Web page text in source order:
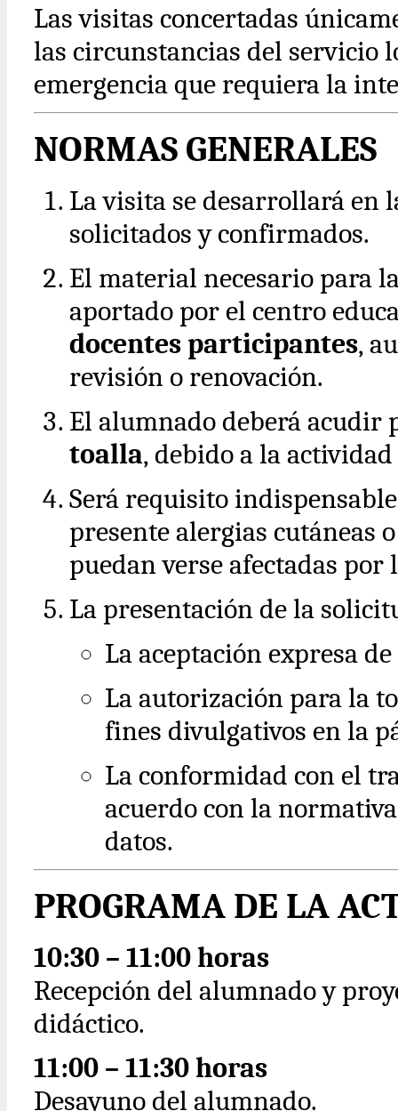
Las visitas concertadas
las circunstancias del servicio
emergencia que requiera la
NORMAS GENERALES
La visita se desarrollará en
solicitados y confirmados.
El material necesario para
aportado por el centro
docentes participantes,
revisión o renovación.
El alumnado deberá acudir
toalla, debido a la
Será requisito
presente alergias cutáneas
puedan verse afectadas por
La presentación de la
La aceptación expresa
La autorización para la
fines divulgativos en la
La conformidad con el
acuerdo con la
datos.
PROGRAMA DE LA
10:30 – 11:00 horas
Recepción del alumnado y
didáctico.
11:00 – 11:30 horas
Desayuno del alumnado.